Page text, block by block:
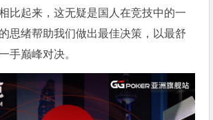
比起来，这无疑是国人在竞技中的一
思绪帮助我们做出最佳决策，以最舒
手巅峰对决。